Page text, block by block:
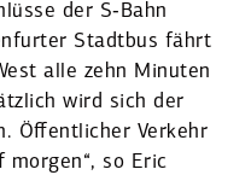
der S‑Bahn
Stadtbus fährt
alle zehn Minuten
wird sich der
Öffent­licher Verkehr
so Eric